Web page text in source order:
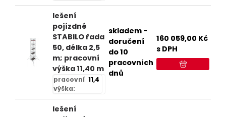
lešení
pojízdné
STABILO řada
50, délka 2,5
m; pracovní
výška 11,40 m
pracovní
výška:
11,4
skladem -
doručení
do 10
pracovních
dnů
160 059,00 Kč
s DPH
lešení